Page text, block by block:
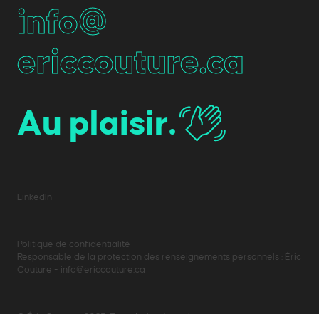
info@
ericcouture.ca
Au plaisir.
LinkedIn
Politique de confidentialité
Responsable de la protection des renseignements personnels : Éric
Couture - info@ericcouture.ca